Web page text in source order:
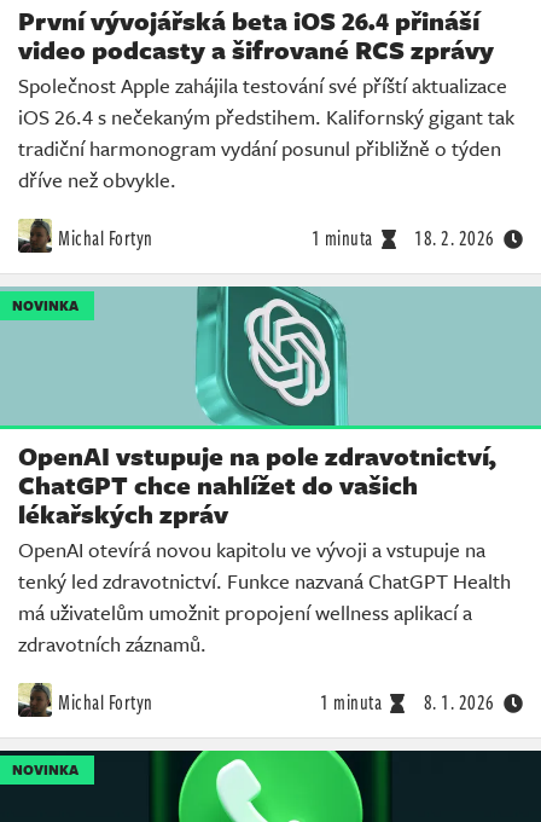
První vývojářská beta iOS 26.4 přináší
video podcasty a šifrované RCS zprávy
Společnost Apple zahájila testování své příští aktualizace
iOS 26.4 s nečekaným předstihem. Kalifornský gigant tak
tradiční harmonogram vydání posunul přibližně o týden
dříve než obvykle.
Michal Fortyn 1 minuta 18. 2. 2026
NOVINKA
OpenAI vstupuje na pole zdravotnictví,
ChatGPT chce nahlížet do vašich
lékařských zpráv
OpenAI otevírá novou kapitolu ve vývoji a vstupuje na
tenký led zdravotnictví. Funkce nazvaná ChatGPT Health
má uživatelům umožnit propojení wellness aplikací a
zdravotních záznamů.
Michal Fortyn 1 minuta 8. 1. 2026
NOVINKA